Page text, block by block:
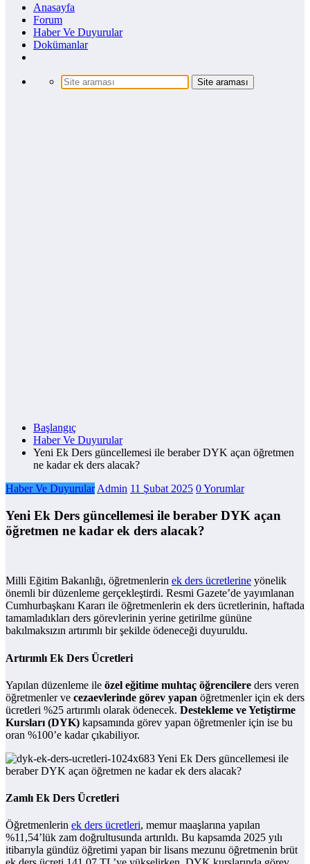
Anasayfa
Forum
Haber Ve Duyurular
Dokümanlar
Başlangıç
Haber Ve Duyurular
Yeni Ek Ders güncellemesi ile beraber DYK açan öğretmen
ne kadar ek ders alacak?
Haber Ve Duyurular Admin 11 Şubat 2025 0 Yorumlar
Yeni Ek Ders güncellemesi ile beraber DYK açan
öğretmen ne kadar ek ders alacak?
Milli Eğitim Bakanlığı, öğretmenlerin ek ders ücretlerine yönelik
önemli bir düzenleme gerçekleştirdi. Resmi Gazete’de yayımlanan
Cumhurbaşkanı Kararı ile öğretmenlerin ek ders ücretlerinin, haftada
tamamladıkları ders görevlerinin yerine getirilme gününe
bakılmaksızın artırımlı bir şekilde ödeneceği duyuruldu.
Artırımlı Ek Ders Ücretleri
Yapılan düzenleme ile özel eğitime muhtaç öğrencilere ders veren
öğretmenler ve cezaevlerinde görev yapan öğretmenler için ek ders
ücretleri %25 artırımlı olarak ödenecek. Destekleme ve Yetiştirme
Kursları (DYK) kapsamında görev yapan öğretmenler için ise bu
oran %100’e kadar çıkabiliyor.
Zamlı Ek Ders Ücretleri
Öğretmenlerin ek ders ücretleri, memur maaşlarına yapılan
%11,54’lük zam doğrultusunda artırıldı. Bu kapsamda 2025 yılı
itibarıyla gündüz öğretimi yapan bir lisans mezunu öğretmenin brüt